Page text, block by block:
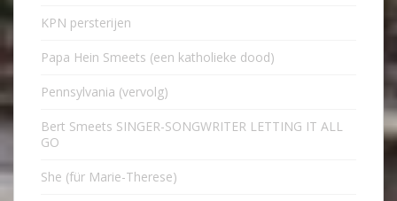
KPN persterijen
Papa Hein Smeets (een katholieke dood)
Pennsylvania (vervolg)
Bert Smeets SINGER-SONGWRITER LETTING IT ALL
GO
She (für Marie-Therese)